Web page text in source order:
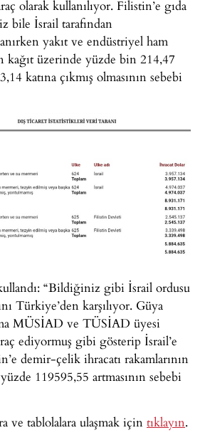
olarak kullanılıyor. Filistin’e gıda
bile İsrail tarafından
yakıt ve endüstriyel ham
kağıt üzerinde yüzde bin 214,47
katına çıkmış olmasının sebebi
“Bildiğiniz gibi İsrail ordusu
Türkiye’den karşılıyor. Güya
MÜSİAD ve TÜSİAD üyesi
ediyormuş gibi gösterip İsrail’e
demir-çelik ihracatı rakamlarının
119595,55 artmasının sebebi
ve tablolalara ulaşmak için tıklayın.